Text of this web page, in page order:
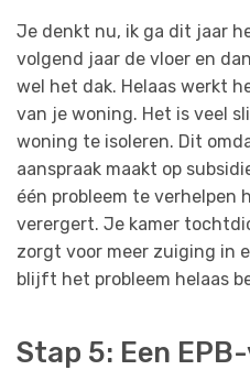
Je denkt nu, ik ga dit jaar
volgend jaar de vloer en
wel het dak. Helaas werkt
van je woning. Het is veel
woning te isoleren. Dit
aanspraak maakt op
één probleem te verhelpen
verergert. Je kamer
zorgt voor meer zuiging in
blijft het probleem helaas
Stap 5: Een